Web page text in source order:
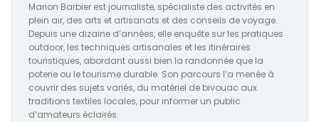
Marion Barbier est journaliste, spécialiste des activités en
plein air, des arts et artisanats et des conseils de voyage.
Depuis une dizaine d’années, elle enquête sur les pratiques
outdoor, les techniques artisanales et les itinéraires
touristiques, abordant aussi bien la randonnée que la
poterie ou le tourisme durable. Son parcours l’a menée à
couvrir des sujets variés, du matériel de bivouac aux
traditions textiles locales, pour informer un public
d’amateurs éclairés.